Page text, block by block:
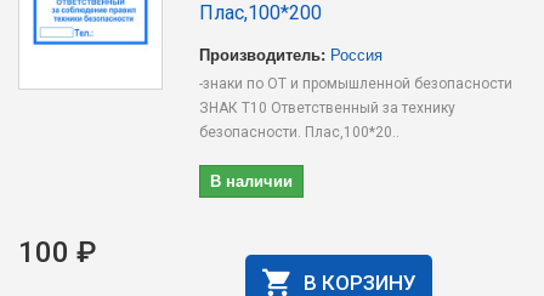
Плас,100*200
Производитель: Россия
-знаки по ОТ и промышленной безопасности
ЗНАК T10 Ответственный за технику
безопасности. Плас,100*20..
В наличии
100 ₽
В КОРЗИНУ